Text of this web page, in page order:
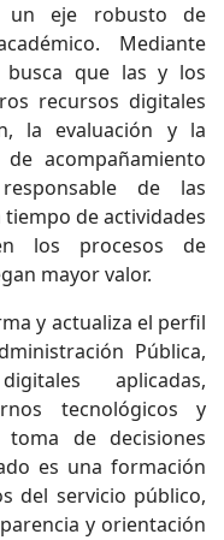
un eje robusto de
Mediante
busca que las y los
recursos digitales
la evaluación y la
acompañamiento
de las
de actividades
los procesos de
mayor valor.
y actualiza el perfil
Pública,
aplicadas,
tecnológicos y
de decisiones
es una formación
del servicio público,
y orientación